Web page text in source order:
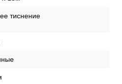
тиснение